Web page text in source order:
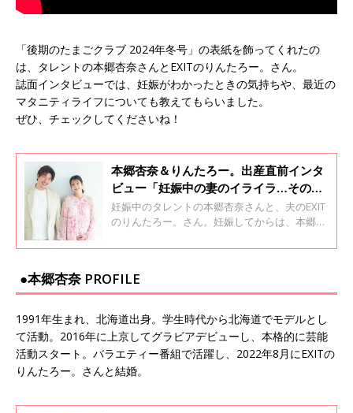
「後期のたまごクラブ 2024年冬号」の表紙を飾ってくれたの
は、タレントの本郷杏奈さんとEXITのりんたろー。さん。
誌面インタビューでは、妊娠がわかったときの気持ちや、最近の
マタニティライフについても教えてもらいました。
ぜひ、チェックしてくださいね！
本郷杏奈＆りんたろー。出産直前インタ
ビュー「妊娠中の妻のイライラ…そのと
き夫は！？」
妊娠中のタレントの本郷杏奈さんと、夫のEXIT
のりんたろー。さん。妊娠してからは、本郷さ
みもあり、夫婦仲が険悪になったこともあった
もらいました。
●本郷杏奈 PROFILE
1991年生まれ、北海道出身。学生時代から北海道でモデルとし
て活動。2016年に上京してグラビアデビューし、本格的に芸能
活動スタート。バラエティー番組で活躍し、2022年8月にEXITの
りんたろー。さんと結婚。